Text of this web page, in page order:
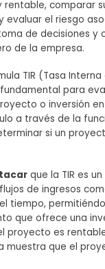
comparar
evaluar el riesgo
de decisiones y
de la empresa.
TIR (Tasa
para
o inversión
a través de la
si un
que la TIR es
de ingresos
tiempo,
que ofrece una
proyecto es
muestra que el